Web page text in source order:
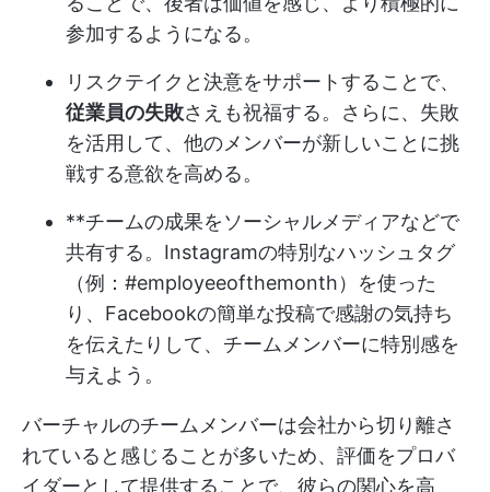
参加するようになる。
リスクテイクと決意をサポートすることで、
従業員の失敗さえも祝福する。さらに、失敗
を活用して、他のメンバーが新しいことに挑
戦する意欲を高める。
**チームの成果をソーシャルメディアなどで
共有する。Instagramの特別なハッシュタグ
（例：#employeeofthemonth）を使った
り、Facebookの簡単な投稿で感謝の気持ち
を伝えたりして、チームメンバーに特別感を
与えよう。
バーチャルのチームメンバーは会社から切り離さ
れていると感じることが多いため、評価をプロバ
イダーとして提供することで、彼らの関心を高